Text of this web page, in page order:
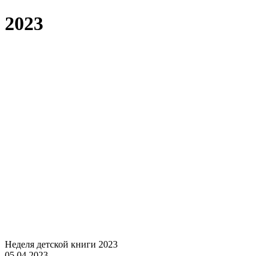
2023
Неделя детской книги 2023